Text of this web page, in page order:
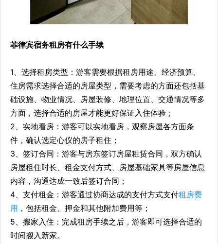
菲律宾宿务租房有什么手续
1、选择租房类型：游客需要根据租房用途、经济预算、
住房需求选择合适的房屋类型，需要考虑的方面还包括基
础设施、物业情况、房屋装修、地理位置、交通情况等多
方面，选择合适的房屋才能更好保证入住体验；
2、实地看房：游客可以实地看房，观察房屋各方面条
件，确认选定心仪的房子租住；
3、签订合同：游客与房东签订房屋租赁合同，双方确认
房屋租住时长、租金支付方式、房屋基础家具等房屋信息
内容，沟通达成一致后签订合同；
4、支付租金：游客通过协商达成的支付方式支付租房费
用 ，包括租金、押金和其他附加费用等；
5、搬家入住：完成租房手续之后，游客即可选择合适的
时间搬入新家。